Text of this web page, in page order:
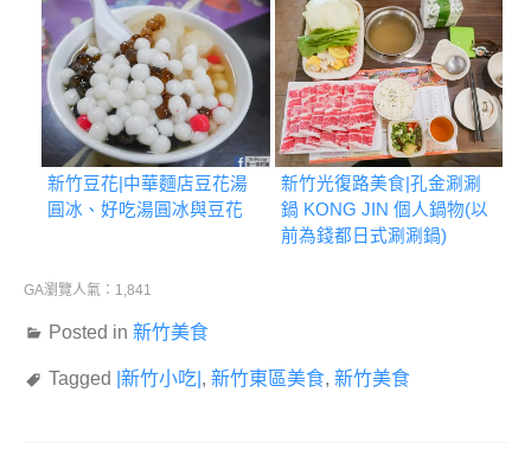
新竹豆花|中華麵店豆花湯
圓冰、好吃湯圓冰與豆花
新竹光復路美食|孔金涮涮
鍋 KONG JIN 個人鍋物(以
前為錢都日式涮涮鍋)
GA瀏覽人氣：1,841
Posted in 新竹美食
Tagged |新竹小吃| , 新竹東區美食, 新竹美食